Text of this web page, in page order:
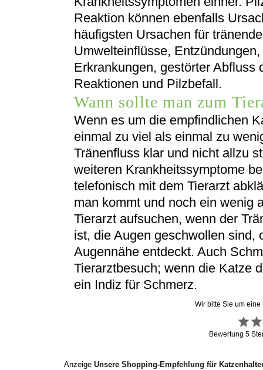
Reaktion können ebenfalls
häufigsten Ursachen für
Umwelteinflüsse,
Erkrankungen, gestörter Abfluss
Reaktionen und Pilzbefall.
Wann sollte man zum
Wenn es um die empfindlichen
einmal zu viel als einmal zu
Tränenfluss klar und nicht allzu
weiteren Krankheitssymptome
telefonisch mit dem Tierarzt
man kommt und noch ein wenig
Tierarzt aufsuchen, wenn der
ist, die Augen geschwollen sind,
Augennähe entdeckt. Auch
Tierarztbesuch; wenn die Katze
ein Indiz für Schmerz.
Wir bitte Sie um
Bewertung5
AnzeigeUnsere Shopping-Empfehlung für